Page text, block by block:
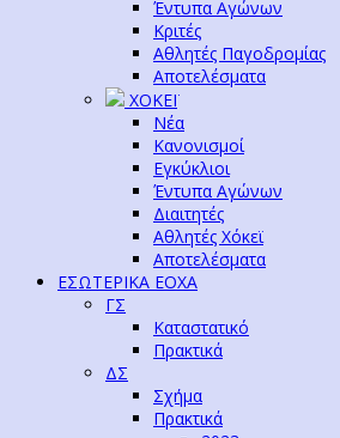
Έντυπα Αγώνων
Κριτές
Αθλητές Παγοδρομίας
Αποτελέσματα
ΧΟΚΕΪ
Νέα
Κανονισμοί
Εγκύκλιοι
Έντυπα Αγώνων
Διαιτητές
Αθλητές Χόκεϊ
Αποτελέσματα
ΕΣΩΤΕΡΙΚΑ ΕΟΧΑ
ΓΣ
Καταστατικό
Πρακτικά
ΔΣ
Σχήμα
Πρακτικά